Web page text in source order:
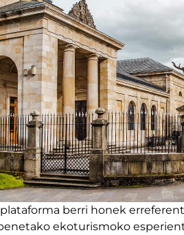
berri honek
ekoturismoko